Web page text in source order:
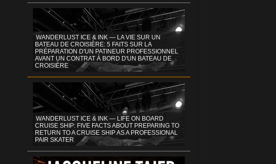
WANDERLUST ICE & INK — LA VIE SUR UN
BATEAU DE CROISIÈRE: 5 FAITS SUR LA
PRÉPARATION D'UN PATINEUR PROFESSIONNEL
AVANT UN CONTRAT À BORD D'UN BATEAU DE
CROISIÈRE
WANDERLUST ICE & INK — LIFE ON BOARD
CRUISE SHIP: FIVE FACTS ABOUT PREPARING TO
RETURN TO A CRUISE SHIP AS A PROFESSIONAL
PAIR SKATER